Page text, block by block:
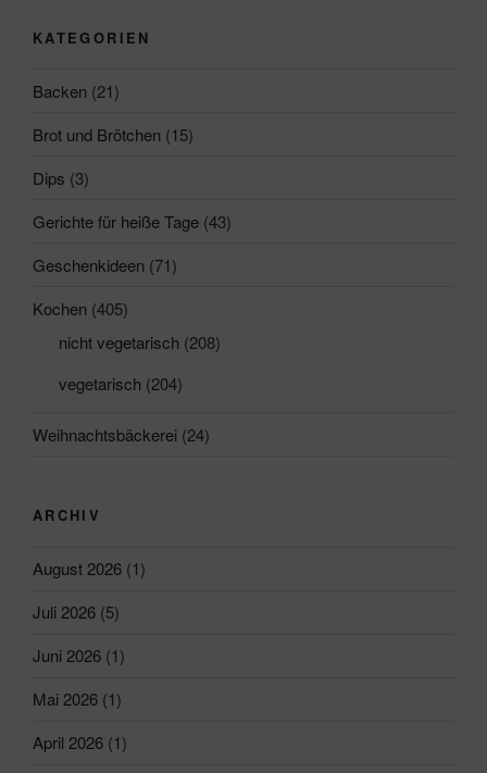
KATEGORIEN
Backen (21)
Brot und Brötchen (15)
Dips (3)
Gerichte für heiße Tage (43)
Geschenkideen (71)
Kochen (405)
nicht vegetarisch (208)
vegetarisch (204)
Weihnachtsbäckerei (24)
ARCHIV
August 2026 (1)
Juli 2026 (5)
Juni 2026 (1)
Mai 2026 (1)
April 2026 (1)